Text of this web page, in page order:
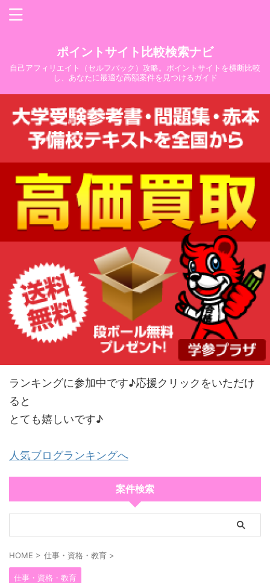
ポイントサイト比較検索ナビ
自己アフィリエイト（セルフバック）攻略。ポイントサイトを横断比較
し、あなたに最適な高額案件を見つけるガイド
ランキングに参加中です♪応援クリックをいただけ
ると
とても嬉しいです♪
人気ブログランキングへ
案件検索
HOME > 仕事・資格・教育 >
仕事・資格・教育